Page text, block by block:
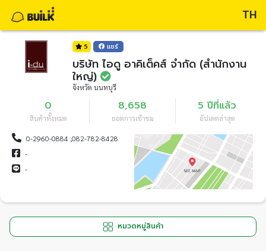
TH
5 แชร์
บริษัท ไอดู อาคิเต็คส์ จำกัด (สำนักงาน
ใหญ่)
จังหวัด นนทบุรี
0
สินค้าทั้งหมด
8,658
ยอดการเข้าชม
5 ปีที่แล้ว
อัปเดตล่าสุด
0-2960-0884 ,082-782-8428
-
-
หมวดหมู่สินค้า